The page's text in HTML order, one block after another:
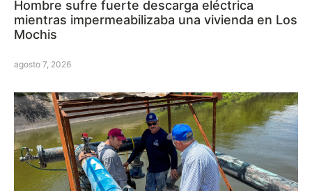
Hombre sufre fuerte descarga eléctrica
mientras impermeabilizaba una vivienda en Los
Mochis
agosto 7, 2026